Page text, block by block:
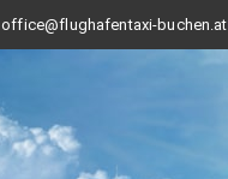
office@flughafentaxi-buchen.at